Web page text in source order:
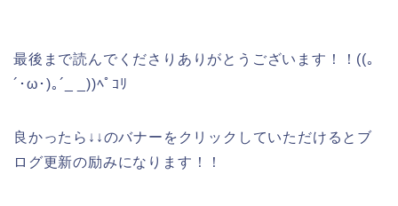
最後まで読んでくださりありがとうございます！！((｡
´･ω･)｡´_ _))ﾍﾟｺﾘ
良かったら↓↓のバナーをクリックしていただけるとブ
ログ更新の励みになります！！